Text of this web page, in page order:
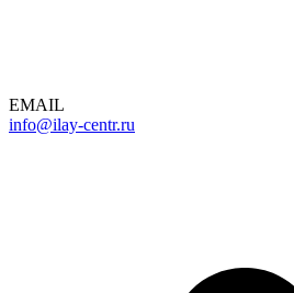
EMAIL
info@ilay-centr.ru